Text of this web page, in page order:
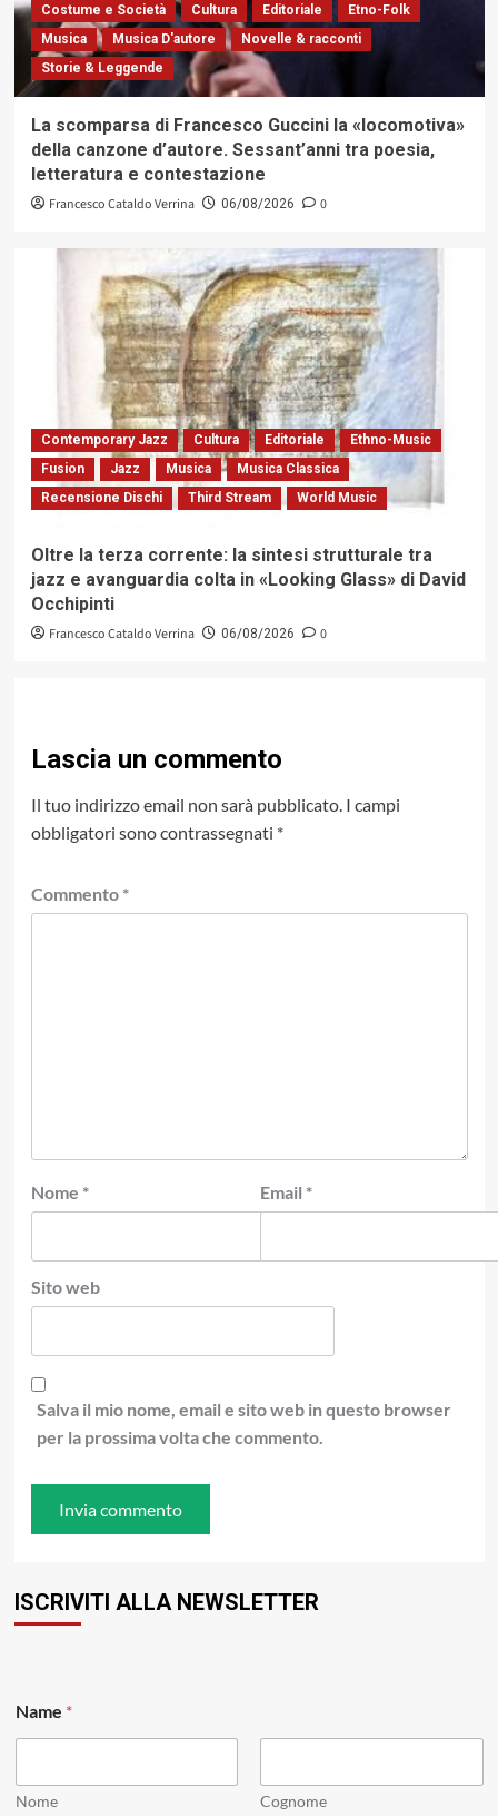
Costume e Società Cultura Editoriale
Etno-Folk
Musica
Musica D'autore
Novelle & racconti
Storie & Leggende
La scomparsa di Francesco Guccini la «locomotiva»
della canzone d’autore. Sessant’anni tra poesia,
letteratura e contestazione
Francesco Cataldo Verrina 06/08/2026 0
Contemporary Jazz Cultura Editoriale
Ethno-Music
Fusion
Jazz Musica
Musica Classica
Recensione Dischi
Third Stream World Music
Oltre la terza corrente: la sintesi strutturale tra
jazz e avanguardia colta in «Looking Glass» di David
Occhipinti
Francesco Cataldo Verrina 06/08/2026 0
Lascia un commento
Il tuo indirizzo email non sarà pubblicato. I campi
obbligatori sono contrassegnati *
Commento *
Nome * Email *
Sito web
Salva il mio nome, email e sito web in questo browser
per la prossima volta che commento.
ISCRIVITI ALLA NEWSLETTER
a
m
N
a
Name *
Nome Cognome